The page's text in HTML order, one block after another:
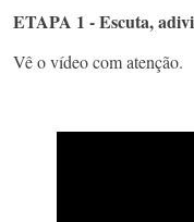
ETAPA 1 - Escuta,
Vê o vídeo com atenção.